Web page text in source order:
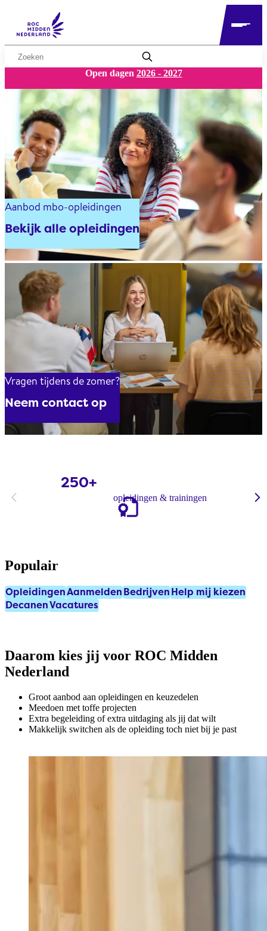
Zoekwoord
Open dagen 2026 - 2027
MBO
Aanbod mbo-opleidingen
Bekijk alle opleidingen
Vragen tijdens de zomer?
Neem contact op
Kort samengevat
250+
opleidingen & trainingen
Populair
OpleidingenAanmeldenBedrijvenHelp mij kiezen
DecanenVacatures
Daarom kies jij voor ROC Midden
Nederland
Groot aanbod aan opleidingen en keuzedelen
Meedoen met toffe projecten
Extra begeleiding of extra uitdaging als jij dat wilt
Makkelijk switchen als de opleiding toch niet bij je past